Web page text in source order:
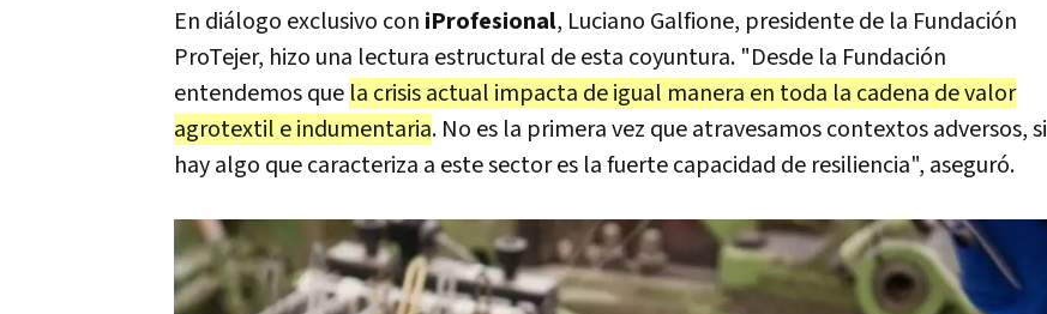
En diálogo exclusivo con iProfesional, Luciano Galfione, presidente de la Fundación
ProTejer, hizo una lectura estructural de esta coyuntura. "Desde la Fundación
entendemos que la crisis actual impacta de igual manera en toda la cadena de valor
agrotextil e indumentaria. No es la primera vez que atravesamos contextos adversos, si
hay algo que caracteriza a este sector es la fuerte capacidad de resiliencia", aseguró.